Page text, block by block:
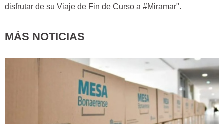
disfrutar de su Viaje de Fin de Curso a #Miramar".
MÁS NOTICIAS